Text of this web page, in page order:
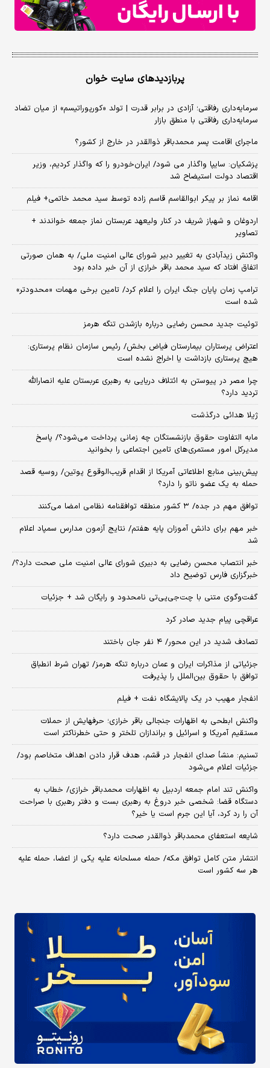
پربازدیدهای سایت خوان
سرمایه‌داری رفاقتی؛ آزادی در برابر قدرت | تولد «کورپوراتیسم» از میان تضاد
سرمایه‌داری رفاقتی با منطق بازار
ماجرای اقامت پسر محمدباقر ذوالقدر در خارج از کشور؟
پزشکیان: سایپا واگذار می شود/ ایران‌خودرو را که واگذار کردیم، وزیر
اقتصاد دولت استیضاح شد
اقامه نماز بر پیکر ابوالقاسم قاسم زاده توسط سید محمد خاتمی+ فیلم
اردوغان و شهباز شریف در کنار ولیعهد عربستان نماز جمعه خواندند +
تصاویر
واکنش زیدآبادی به تغییر دبیر شورای عالی امنیت ملی/ به همان صورتی
اتفاق افتاد که سید محمد باقر خرازی از آن خبر داده بود
ترامپ زمان پایان جنگ ایران را اعلام کرد/ تامین برخی مهمات «محدودتر»
شده است
توئیت جدید محسن رضایی درباره بازشدن تنگه هرمز
اعتراض پرستاران بیمارستان فیاض بخش/ رئیس سازمان نظام پرستاری:
هیچ پرستاری بازداشت یا اخراج نشده است
چرا مصر در پیوستن به ائتلاف دریایی به رهبری عربستان علیه انصارالله
تردید دارد؟
ژیلا هدائی درگذشت
مابه التفاوت حقوق بازنشستگان چه زمانی پرداخت می‌شود؟/ پاسخ
مدیرکل امور مستمری‌های تامین اجتماعی را بخوانید
پیش‌بینی منابع اطلاعاتی آمریکا از اقدام قریب‌الوقوع پوتین/ روسیه قصد
حمله به یک عضو ناتو را دارد؟
توافق مهم در جده/ ۳ کشور منطقه توافقنامه نظامی امضا می‌کنند
خبر مهم برای دانش آموزان پایه هفتم/ نتایج آزمون مدارس سمپاد اعلام
شد
خبر انتصاب محسن رضایی به دبیری شورای عالی امنیت ملی صحت دارد؟/
خبرگزاری فارس توضیح داد
گفت‌وگوی متنی با چت‌جی‌پی‌تی نامحدود و رایگان شد + جزئیات
عراقچی پیام جدید صادر کرد
تصادف شدید در این محور/ ۴ نفر جان باختند
جزئیاتی از مذاکرات ایران و عمان درباره تنگه هرمز/ تهران شرط انطباق
توافق با حقوق بین‌الملل را پذیرفت
انفجار مهیب در یک پالایشگاه نفت + فیلم
واکنش ابطحی به اظهارات جنجالی باقر خرازی؛ حرفهایش از حملات
مستقیم آمریکا و اسرائیل و براندازان تلختر و حتی خطرناکتر است
تسنیم: منشأ صدای انفجار در قشم، هدف قرار دادن اهداف متخاصم بود/
جزئیات اعلام می‌شود
واکنش تند امام جمعه اردبیل به اظهارات محمدباقر خرازی/ خطاب به
دستگاه قضا: شخصی خبر دروغ به رهبری بست و دفتر رهبری با صراحت
آن را رد کرد، آیا این جرم است یا خیر؟
شایعه استعفای محمدباقر ذوالقدر صحت دارد؟
انتشار متن کامل توافق مکه/ حمله مسلحانه علیه یکی از اعضا، حمله علیه
هر سه کشور است